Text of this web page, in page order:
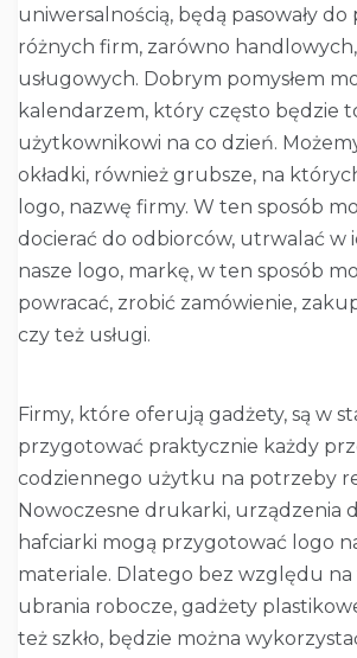
uniwersalnością, będą pasowały do
różnych firm, zarówno handlowych,
usługowych. Dobrym pomysłem
kalendarzem, który często będzie
użytkownikowi na co dzień.
okładki, również grubsze, na
logo, nazwę firmy. W ten sposób
docierać do odbiorców, utrwalać w
nasze logo, markę, w ten sposób
powracać, zrobić zamówienie,
czy też usługi.
Firmy, które oferują gadżety, są w
przygotować praktycznie każdy
codziennego użytku na potrzeby
Nowoczesne drukarki, urządzenia
hafciarki mogą przygotować logo
materiale. Dlatego bez względu na
ubrania robocze, gadżety
też szkło, będzie można